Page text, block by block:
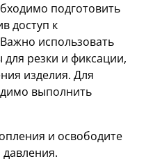
подготовить
доступ к
использовать
резки и фиксации,
изделия. Для
выполнить
и освободите